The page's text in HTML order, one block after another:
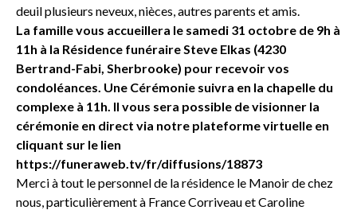
deuil plusieurs neveux, nièces, autres parents et amis.
La famille vous accueillera le samedi 31 octobre de 9h à
11h à la Résidence funéraire Steve Elkas (4230
Bertrand-Fabi, Sherbrooke) pour recevoir vos
condoléances. Une Cérémonie suivra en la chapelle du
complexe à 11h. Il vous sera possible de visionner la
cérémonie en direct via notre plateforme virtuelle en
cliquant sur le lien
https://funeraweb.tv/fr/diffusions/18873
Merci à tout le personnel de la résidence le Manoir de chez
nous, particulièrement à France Corriveau et Caroline